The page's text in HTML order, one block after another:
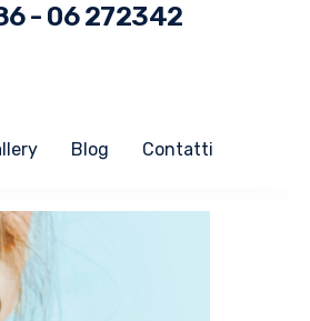
- 06 272342
Blog Contatti